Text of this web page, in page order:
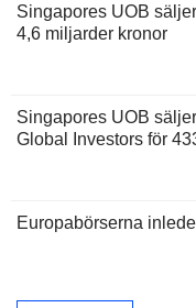
Singapores UOB
4,6 miljarder kronor
Singapores UOB
Global Investors för
Europabörserna